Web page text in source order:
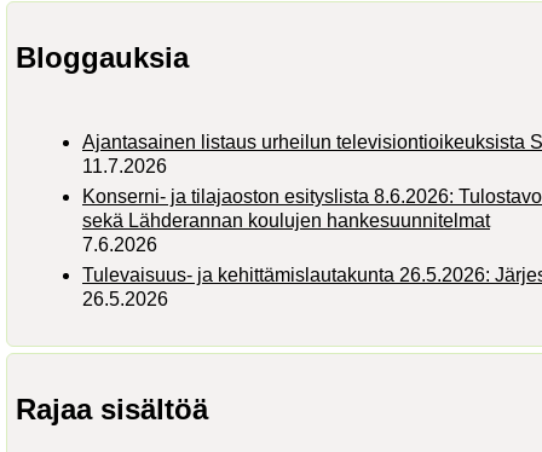
Bloggauksia
Ajantasainen listaus urheilun televisiontioikeuksista
11.7.2026
Konserni- ja tilajaoston esityslista 8.6.2026:
sekä Lähderannan koulujen hankesuunnitelmat
7.6.2026
Tulevaisuus- ja kehittämislautakunta 26.5.2026:
26.5.2026
Rajaa sisältöä